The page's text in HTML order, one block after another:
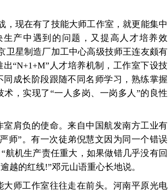
现在有了技能大师工作室，就更能集中
产中遇到的问题，又提高人才培养效
卫星制造厂加工中心高级技师王连友颇有
“N+1+M”人才培养机制，工作室下设技
成长阶段跟随不同名师学习，熟练掌握
，实现了“一人多岗、一岗多人”的良性
肩负的使命。来自中国航发南方工业有
师”。有一次徒弟倪慧文因为同一个错误
航机生产责任重大，如果做错几乎没有回
越的红线!”邓元山语重心长地说。
师工作室往往走在前头。河南平原光电